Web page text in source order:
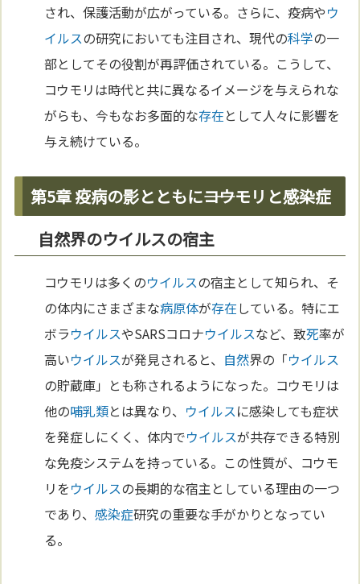
され、保護活動が広がっている。さらに、疫病やウ
イルスの研究においても注目され、現代の科学の一
部としてその役割が再評価されている。こうして、
コウモリは時代と共に異なるイメージを与えられな
がらも、今もなお多面的な存在として人々に影響を
与え続けている。
第5章 疫病の影とともに――コウモリと感染症
自然界のウイルスの宿主
コウモリは多くのウイルスの宿主として知られ、そ
の体内にさまざまな病原体が存在している。特にエ
ボラウイルスやSARSコロナウイルスなど、致死率が
高いウイルスが発見されると、 自然界の「ウイルス
の貯蔵庫」とも称されるようになった。コウモリは
他の哺乳類とは異なり、 ウイルスに感染しても症状
を発症しにくく、体内でウイルスが共存できる特別
な免疫システムを持っている。この性質が、コウモ
リをウイルスの長期的な宿主としている理由の一つ
であり、感染症研究の重要な手がかりとなってい
る。